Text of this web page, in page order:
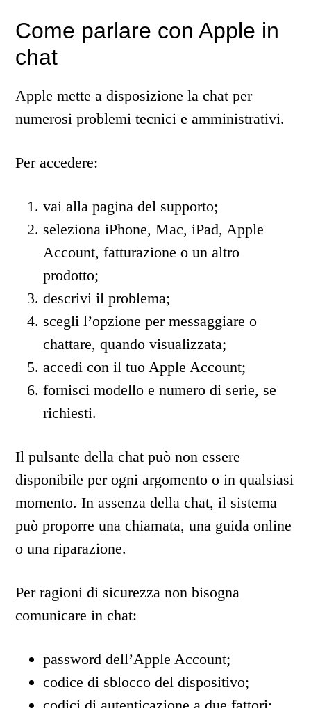
Come parlare con Apple in
chat
Apple mette a disposizione la chat per
numerosi problemi tecnici e amministrativi.
Per accedere:
vai alla pagina del supporto;
seleziona iPhone, Mac, iPad, Apple
Account, fatturazione o un altro
prodotto;
descrivi il problema;
scegli l’opzione per messaggiare o
chattare, quando visualizzata;
accedi con il tuo Apple Account;
fornisci modello e numero di serie, se
richiesti.
Il pulsante della chat può non essere
disponibile per ogni argomento o in qualsiasi
momento. In assenza della chat, il sistema
può proporre una chiamata, una guida online
o una riparazione.
Per ragioni di sicurezza non bisogna
comunicare in chat:
password dell’Apple Account;
codice di sblocco del dispositivo;